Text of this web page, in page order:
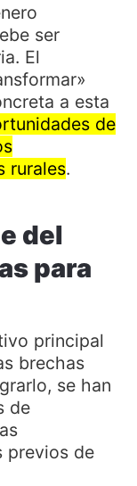
ser
El
a esta
de
rurales.
del
para
principal
brechas
se han
de
previos de